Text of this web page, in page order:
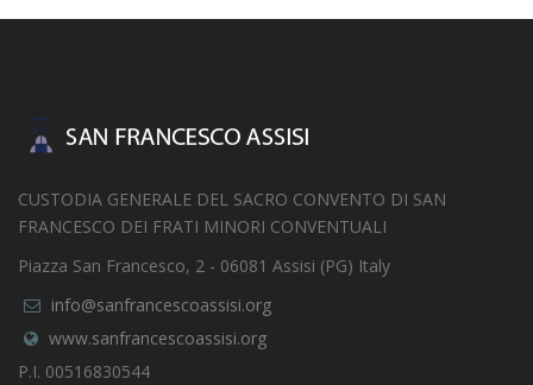
CUSTODIA GENERALE DEL SACRO CONVENTO DI SAN
FRANCESCO DEI FRATI MINORI CONVENTUALI
Piazza San Francesco, 2 - 06081 Assisi (PG) Italy
info@sanfrancescoassisi.org
www.sanfrancescoassisi.org
P.I. 00516830544